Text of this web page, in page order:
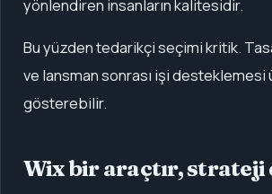
yönlendiren insanların kalitesidir.
Bu yüzden tedarikçi seçimi kritik.
ve lansman sonrası işi
gösterebilir.
Wix bir araçtır, strateji